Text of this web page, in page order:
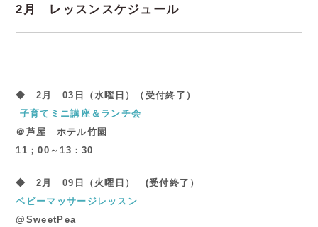
2月 レッスンスケジュール
◆ 2 月 03日（水曜日）（受付終了）
子育てミニ講座＆ランチ会
＠芦屋 ホテル竹園
11；00～13：30
◆ 2 月 09日（火曜日） (受付終了）
ベビーマッサージレッスン
@SweetPea